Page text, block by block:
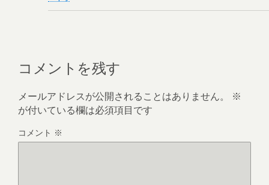
コメントを残す
メールアドレスが公開されることはありません。
※
が付いている欄は必須項目です
コメント ※